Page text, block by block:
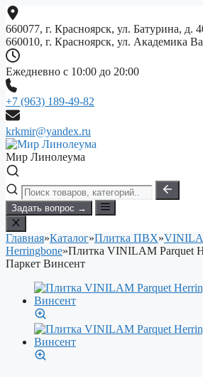
Перейти
к
содержимому
660077, г. Красноярск, ул. Батурина, д.
660010, г. Красноярск, ул. Академика
Ежедневно с 10:00 до 20:00
+7 (963) 189-49-82
krkmir@yandex.ru
Мир Линолеума
Задать вопрос →
Главная»Каталог»Плитка ПВХ»
Herringbone»Плитка VINILAM Parquet
Паркет Винсент